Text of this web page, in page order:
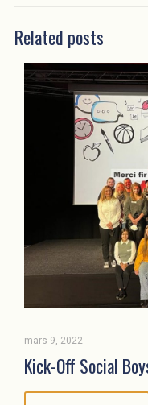
Related posts
mars 9, 2022
Kick-Off Social